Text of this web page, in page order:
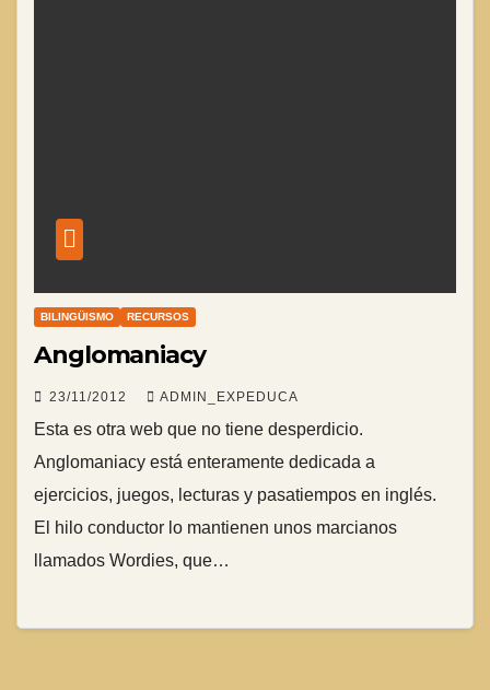
BILINGÜISMO RECURSOS
Anglomaniacy
23/11/2012 ADMIN_EXPEDUCA
Esta es otra web que no tiene desperdicio.
Anglomaniacy está enteramente dedicada a
ejercicios, juegos, lecturas y pasatiempos en inglés.
El hilo conductor lo mantienen unos marcianos
llamados Wordies, que…